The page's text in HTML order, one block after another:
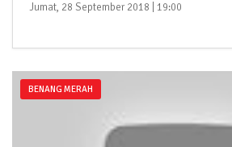
Jumat, 28 September 2018 | 19:00
BENANG MERAH